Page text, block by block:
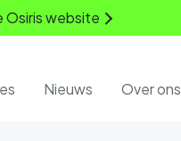
Osiris website
Nieuws Over ons